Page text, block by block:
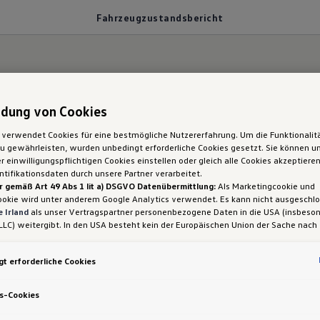
Fahrzeugzustandsbericht
gibt Ihnen
vor einer Reise über den aktuellen Status des
und fällige Wartungsereignisse
von Cookies
verwendet Cookies für eine bestmögliche Nutzererfahrung. Um die
gewährleisten, wurden unbedingt erforderliche Cookies gesetzt. Sie können
einwilligungspflichtigen Cookies einstellen oder gleich alle Cookies
durch unsere Partner verarbeitet.
gemäß Art 49 Abs 1 lit a) DSGVO Datenübermittlung:Als Marketingcookie und
wird unter anderem Google Analytics verwendet. Es kann nicht
Irland als unser Vertragspartner personenbezogene Daten in die USA
weitergibt. In den USA besteht kein der Europäischen Union der Sache nach
durchsetzen können, in den USA keine Datenschutzgrundsätze bestehen,
können, wobei Eingriffe in Ihre persönlichen Rechte und Freiheiten nicht
beschränkt sind.
erforderliche Cookies
Cookies